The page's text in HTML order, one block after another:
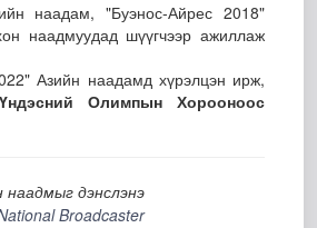
наадам, "Буэнос-Айрес 2018"
наадмуудад шүүгчээр ажиллаж
Азийн наадамд хүрэлцэн ирж,
Олимпын Хорооноос
дэнслэнэ
Broadcaster